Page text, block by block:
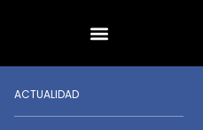
ACTUALIDAD